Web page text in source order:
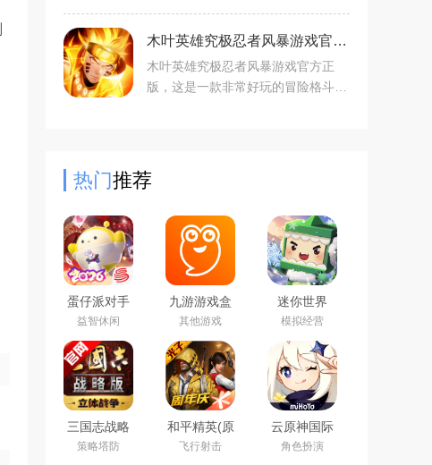
可畅享，所展现的视觉体验明快，一
触即启，更有诸多设置随
木叶英雄究极忍者风暴游戏官方正版v1.0.0安卓版
木叶英雄究极忍者风暴游戏官方正
版，这是一款非常好玩的冒险格斗游
热门推荐
蛋仔派对手
游(元气零食
季)下载官方
正版
益智休闲
九游游戏盒
子app2026
最新版
其他游戏
迷你世界
2026最新官
方版
模拟经营
三国志战略
版2026官方
最新版
策略塔防
和平精英(原
刺激战场)官
方最新版
飞行射击
云原神国际
版app下载
2026最新版
角色扮演